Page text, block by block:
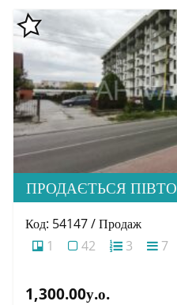
Код: 54147 / Продаж
1
42 3 7
1,300.00у.о.